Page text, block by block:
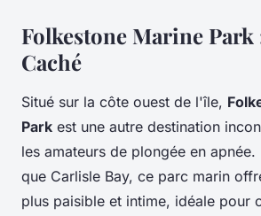
Folkestone Marine Park
Caché
Situé sur la côte ouest de l'île,
Park est une autre destination
les amateurs de plongée en
que Carlisle Bay, ce parc marin
plus paisible et intime, idéale pour